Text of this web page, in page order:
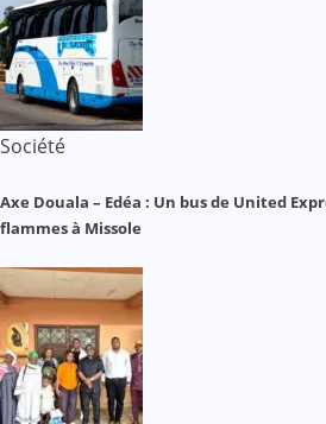
Société
Axe Douala – Edéa : Un bus de United
flammes à Missole